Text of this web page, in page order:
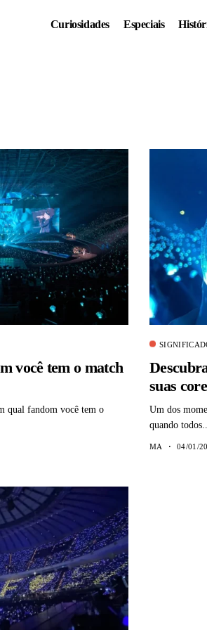
Curiosidades Especiais
você tem o match
qual fandom você tem o
suas
Um dos
quando
MA 04/01/